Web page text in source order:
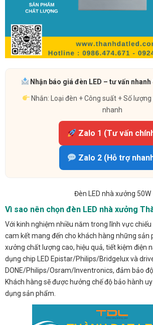
Nhận báo giá đèn LED – tư vấn
Nhắn: Loại đèn + Công suất + Số
nhanh
Zalo 1 (Tư vấn
Zalo 2 (Hỗ trợ
Đèn LED nhà xưởng 50W
Vì sao nên chọn đèn LED nhà xưởng
Với kinh nghiệm nhiều năm trong lĩnh vực
cam kết mang đến cho khách hàng những sản
xưởng chất lượng cao, hiệu quả, tiết kiệm điện
dụng chip LED Epistar/Philips/Bridgelux và
DONE/Philips/Osram/Inventronics, đảm bảo
Khách hàng sẽ được hưởng chế độ bảo hành
dụng sản phẩm.